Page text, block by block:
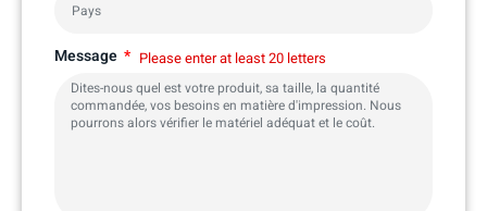
Message Please enter at least 20 letters